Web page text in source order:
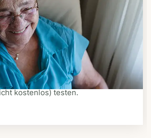
lassen
dem Speiseplan Ihres Anbieters
Bestellen Sie telefonisch,
Online-Shop Ihres Anbieters.
Ihnen das bestellte Essen zum
nach Hause. Bei vielen
Sie Essen auf Rädern auch
kostenlos) testen.